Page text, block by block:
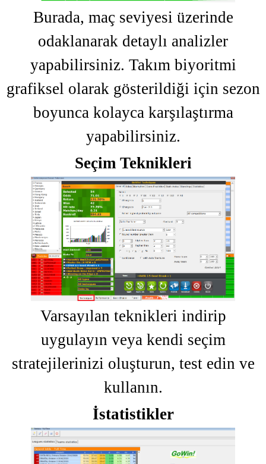
Burada, maç seviyesi üzerinde
odaklanarak detaylı analizler
yapabilirsiniz. Takım biyoritmi
grafiksel olarak gösterildiği için sezon
boyunca kolayca karşılaştırma
yapabilirsiniz.
Seçim Teknikleri
Varsayılan teknikleri indirip
uygulayın veya kendi seçim
stratejilerinizi oluşturun, test edin ve
kullanın.
İstatistikler